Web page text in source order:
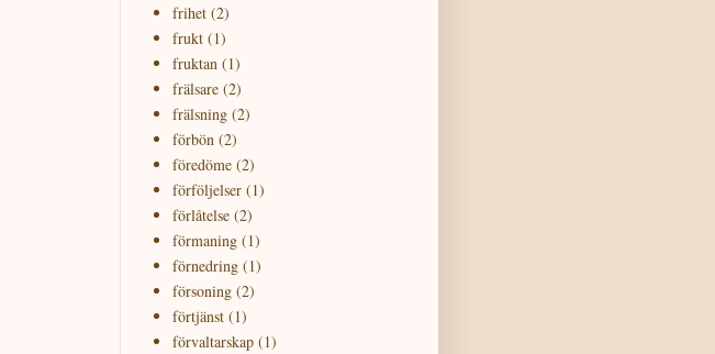
frihet (2)
frukt (1)
fruktan (1)
frälsare (2)
frälsning (2)
förbön (2)
föredöme (2)
förföljelser (1)
förlåtelse (2)
förmaning (1)
förnedring (1)
försoning (2)
förtjänst (1)
förvaltarskap (1)